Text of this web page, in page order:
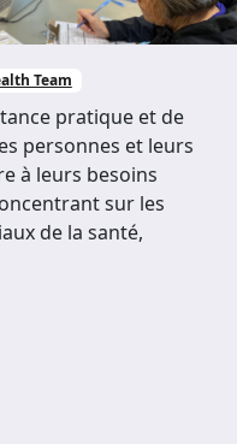
Team
pratique et de
personnes et leurs
à leurs besoins
sur les
de la santé,